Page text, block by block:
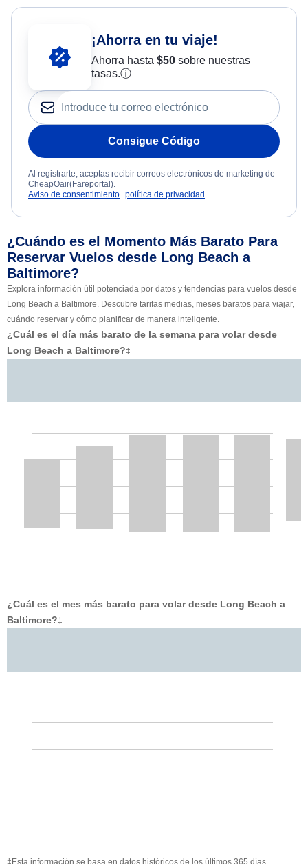
¡Ahorra en tu viaje!
Ahorra hasta $50sobre nuestras
tasas.ⓘ
Consigue Código
Al registrarte, aceptas recibir correos electrónicos de marketing de
CheapOair(Fareportal).
Aviso de consentimiento política de privacidad
¿Cuándo es el Momento Más Barato Para
Reservar Vuelos desde Long Beach a
Baltimore?
Explora información útil potenciada por datos y tendencias para vuelos desde
Long Beach a Baltimore. Descubre tarifas medias, meses baratos para viajar,
cuándo reservar y cómo planificar de manera inteligente.
¿Cuál es el día más barato de la semana para volar desde
Long Beach a Baltimore?‡
¿Cuál es el mes más barato para volar desde Long Beach a
Baltimore?‡